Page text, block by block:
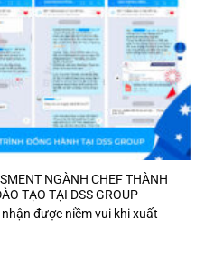
NGÀNH CHEF THÀNH
TẠO TẠI DSS GROUP
được niềm vui khi xuất